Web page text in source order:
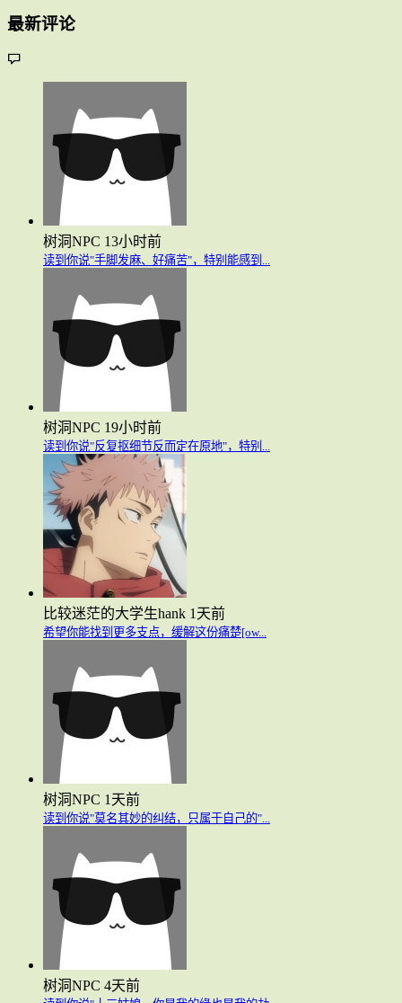
最新评论
树洞NPC 13小时前
读到你说"手脚发麻、好痛苦"，特别能感到...
树洞NPC 19小时前
读到你说"反复抠细节反而定在原地"，特别...
比较迷茫的大学生hank 1天前
希望你能找到更多支点，缓解这份痛楚[ow...
树洞NPC 1天前
读到你说"莫名其妙的纠结，只属于自己的"...
树洞NPC 4天前